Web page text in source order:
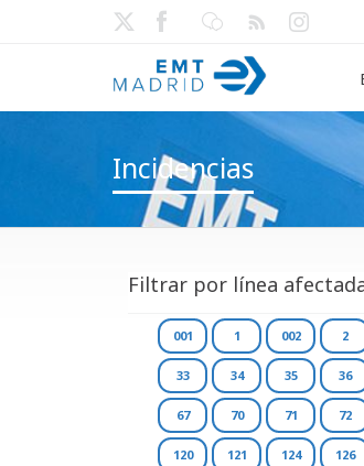
Incidencias
Filtrar por línea
001 1 002 2
33 34 35 36
67 70 71 72
120 121 124 126